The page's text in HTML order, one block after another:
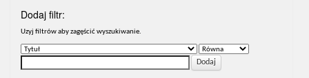
Dodaj filtr:
Uzyj filtrów aby zagęścić wyszukiwanie.